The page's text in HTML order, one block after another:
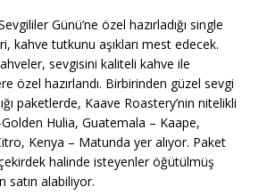
Günü’ne özel hazırladığı single
kahve tutkunu aşıkları mest edecek.
sevgisini kaliteli kahve ile
özel hazırlandı. Birbirinden güzel sevgi
paketlerde, Kaave Roastery’nin nitelikli
Hulia, Guatemala – Kaape,
Kenya – Matunda yer alıyor. Paket
halinde isteyenler öğütülmüş
satın alabiliyor.